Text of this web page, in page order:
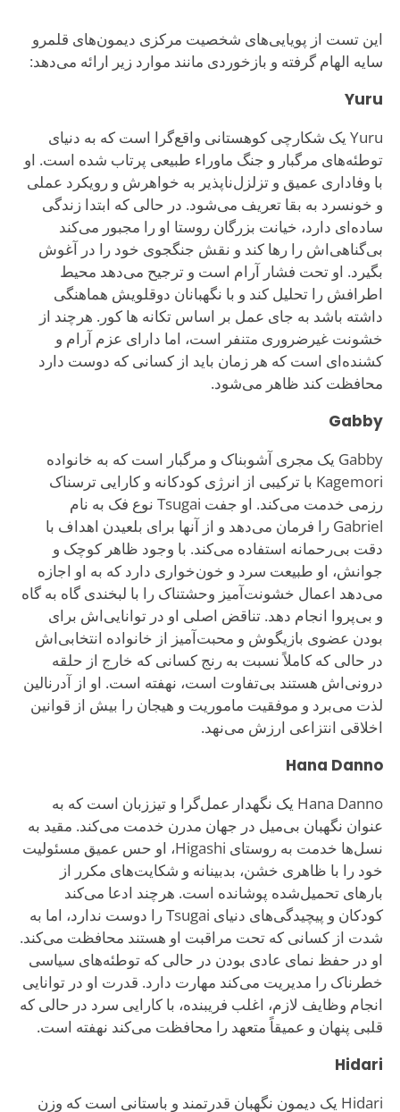
این تست از پویایی‌های شخصیت مرکزی دیمون‌های قلمرو
سایه الهام گرفته و بازخوردی مانند موارد زیر ارائه می‌دهد:
Yuru
Yuru یک شکارچی کوهستانی واقع‌گرا است که به دنیای
توطئه‌های مرگبار و جنگ ماوراء طبیعی پرتاب شده است. او
با وفاداری عمیق و تزلزل‌ناپذیر به خواهرش و رویکرد عملی
و خونسرد به بقا تعریف می‌شود. در حالی که ابتدا زندگی
ساده‌ای دارد، خیانت بزرگان روستا او را مجبور می‌کند
بی‌گناهی‌اش را رها کند و نقش جنگجوی خود را در آغوش
بگیرد. او تحت فشار آرام است و ترجیح می‌دهد محیط
اطرافش را تحلیل کند و با نگهبانان دوقلویش هماهنگی
داشته باشد به جای عمل بر اساس تکانه ها کور. هرچند از
خشونت غیرضروری متنفر است، اما دارای عزم آرام و
کشنده‌ای است که هر زمان باید از کسانی که دوست دارد
محافظت کند ظاهر می‌شود.
Gabby
Gabby یک مجری آشوبناک و مرگبار است که به خانواده
Kagemori با ترکیبی از انرژی کودکانه و کارایی ترسناک
رزمی خدمت می‌کند. او جفت Tsugai نوع فک به نام
Gabriel را فرمان می‌دهد و از آنها برای بلعیدن اهداف با
دقت بی‌رحمانه استفاده می‌کند. با وجود ظاهر کوچک و
جوانش، او طبیعت سرد و خون‌خواری دارد که به او اجازه
می‌دهد اعمال خشونت‌آمیز وحشتناک را با لبخندی گاه به گاه
و بی‌پروا انجام دهد. تناقض اصلی او در توانایی‌اش برای
بودن عضوی بازیگوش و محبت‌آمیز از خانواده انتخابی‌اش
در حالی که کاملاً نسبت به رنج کسانی که خارج از حلقه
درونی‌اش هستند بی‌تفاوت است، نهفته است. او از آدرنالین
لذت می‌برد و موفقیت ماموریت و هیجان را بیش از قوانین
اخلاقی انتزاعی ارزش می‌نهد.
Hana Danno
Hana Danno یک نگهدار عمل‌گرا و تیززبان است که به
عنوان نگهبان بی‌میل در جهان مدرن خدمت می‌کند. مقید به
نسل‌ها خدمت به روستای Higashi، او حس عمیق مسئولیت
خود را با ظاهری خشن، بدبینانه و شکایت‌های مکرر از
بارهای تحمیل‌شده پوشانده است. هرچند ادعا می‌کند
کودکان و پیچیدگی‌های دنیای Tsugai را دوست ندارد، اما به
شدت از کسانی که تحت مراقبت او هستند محافظت می‌کند.
او در حفظ نمای عادی بودن در حالی که توطئه‌های سیاسی
خطرناک را مدیریت می‌کند مهارت دارد. قدرت او در توانایی
انجام وظایف لازم، اغلب فریبنده، با کارایی سرد در حالی که
قلبی پنهان و عمیقاً متعهد را محافظت می‌کند نهفته است.
Hidari
Hidari یک دیمون نگهبان قدرتمند و باستانی است که وزن